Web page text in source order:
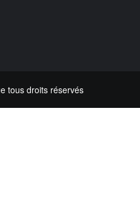
tous droits réservés